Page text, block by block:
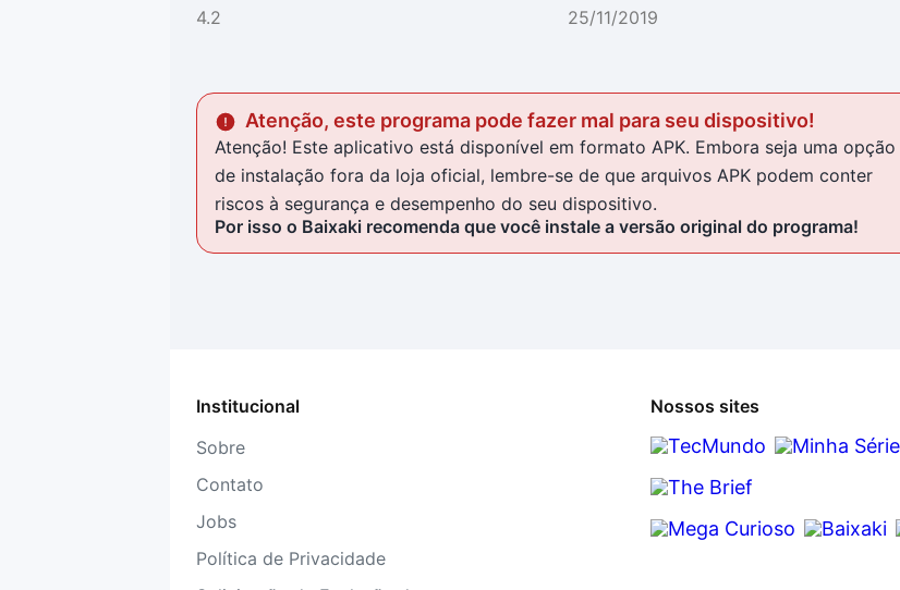
4.2 25/11/2019
Atenção, este programa pode fazer mal para seu dispositivo!
Atenção! Este aplicativo está disponível em formato APK. Embora seja uma opção
de instalação fora da loja oficial, lembre-se de que arquivos APK podem conter
riscos à segurança e desempenho do seu dispositivo.
Por isso o Baixaki recomenda que você instale a versão original do programa!
Institucional
Sobre
Contato
Jobs
Política de Privacidade
Nossos sites